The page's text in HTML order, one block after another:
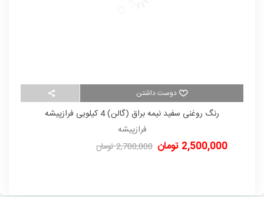
دوست داشتن
رنگ روغنی سفید نیمه براق (گالن) 4 کیلویی فرازپیشه
فرازپیشه
2,500,000 تومان 2,700,000 تومان